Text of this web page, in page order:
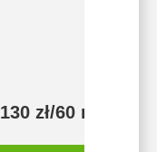
130 zł/60 min